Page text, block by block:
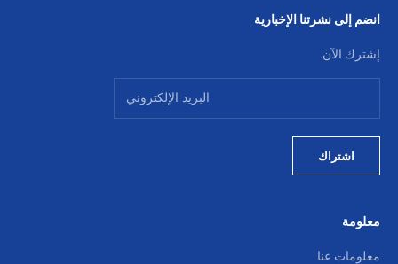
انضم إلى نشرتنا الإخبارية
إشترك الآن.
اشتراك
معلومة
معلومات عنا